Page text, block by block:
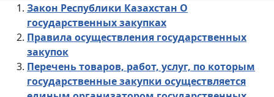
Закон Республики Казахстан О
государственных закупках
Правила осуществления государственных
закупок
Перечень товаров, работ, услуг, по которым
государственные закупки осуществляется